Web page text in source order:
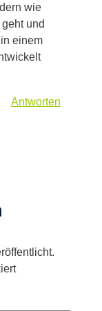
wie
und
einem
Antworten